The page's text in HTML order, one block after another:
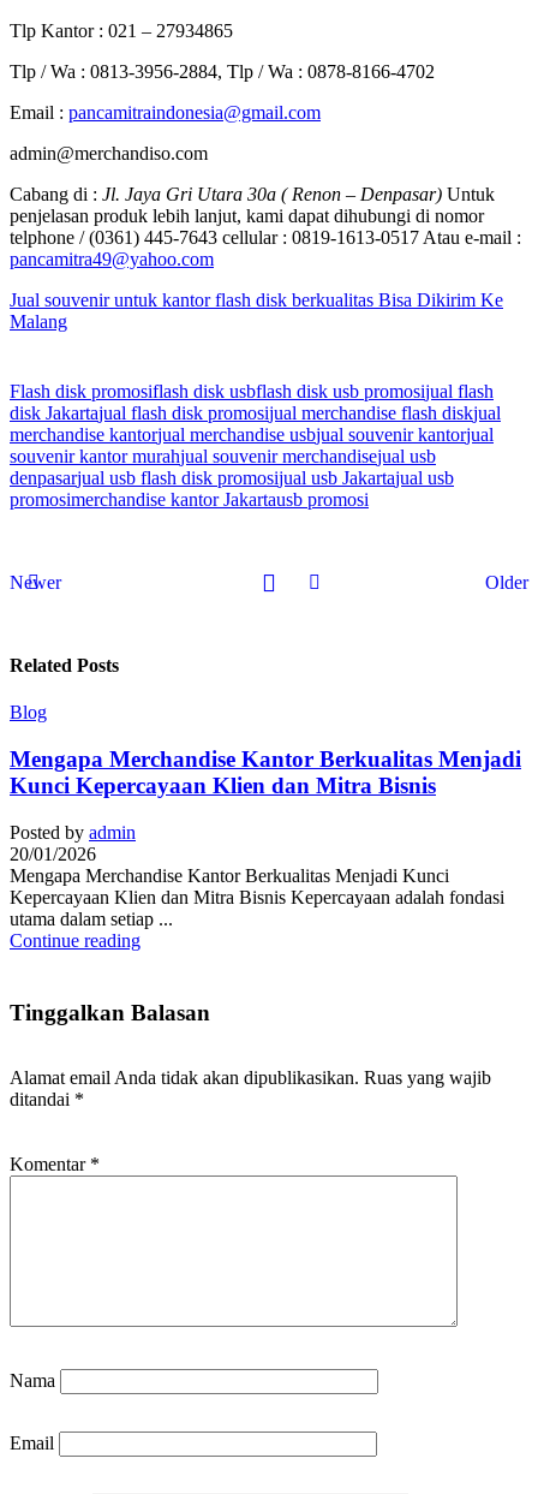
Tlp Kantor : 021 – 27934865
Tlp / Wa : 0813-3956-2884, Tlp / Wa : 0878-8166-4702
Email : pancamitraindonesia@gmail.com
admin@merchandiso.com
Cabang di : Jl. Jaya Gri Utara 30a ( Renon – Denpasar) Untuk
penjelasan produk lebih lanjut, kami dapat dihubungi di nomor
telphone / (0361) 445-7643 cellular : 0819-1613-0517 Atau e-mail :
pancamitra49@yahoo.com
Jual souvenir untuk kantor flash disk berkualitas Bisa Dikirim Ke
Malang
Flash disk promosiflash disk usbflash disk usb promosijual flash
disk Jakartajual flash disk promosijual merchandise flash diskjual
merchandise kantorjual merchandise usbjual souvenir kantorjual
souvenir kantor murahjual souvenir merchandisejual usb
denpasarjual usb flash disk promosijual usb Jakartajual usb
promosimerchandise kantor Jakartausb promosi
Newer Older
Related Posts
Blog
Mengapa Merchandise Kantor Berkualitas Menjadi
Kunci Kepercayaan Klien dan Mitra Bisnis
Posted by admin
20/01/2026
Mengapa Merchandise Kantor Berkualitas Menjadi Kunci
Kepercayaan Klien dan Mitra Bisnis Kepercayaan adalah fondasi
utama dalam setiap ...
Continue reading
Tinggalkan Balasan
Alamat email Anda tidak akan dipublikasikan. Ruas yang wajib
ditandai *
Komentar *
Nama
Email